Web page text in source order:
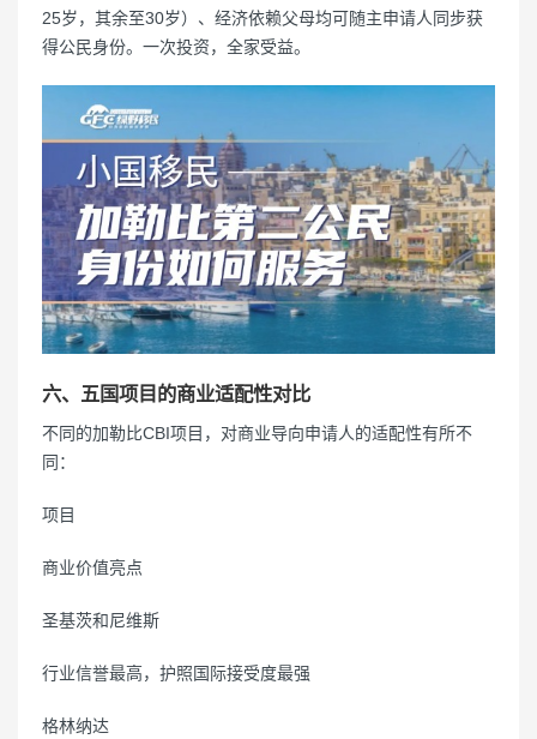
25岁，其余至30岁）、经济依赖父母均可随主申请人同步获
得公民身份。一次投资，全家受益。
六、五国项目的商业适配性对比
不同的加勒比CBI项目，对商业导向申请人的适配性有所不
同：
项目
商业价值亮点
圣基茨和尼维斯
行业信誉最高，护照国际接受度最强
格林纳达